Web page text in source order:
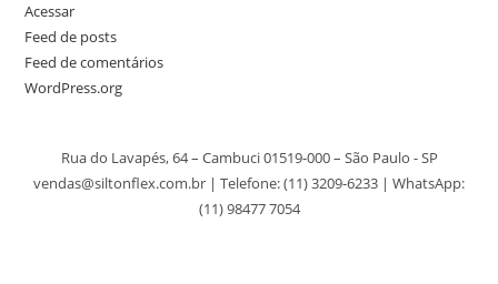
Acessar
Feed de posts
Feed de comentários
WordPress.org
Rua do Lavapés, 64 – Cambuci 01519-000 – São Paulo - SP
vendas@siltonflex.com.br | Telefone:(11) 3209-6233 | WhatsApp:
(11) 98477 7054